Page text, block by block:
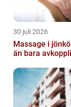
30 juli 2026
Massage i
än bara